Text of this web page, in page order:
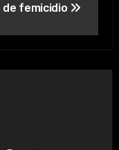
femicidio